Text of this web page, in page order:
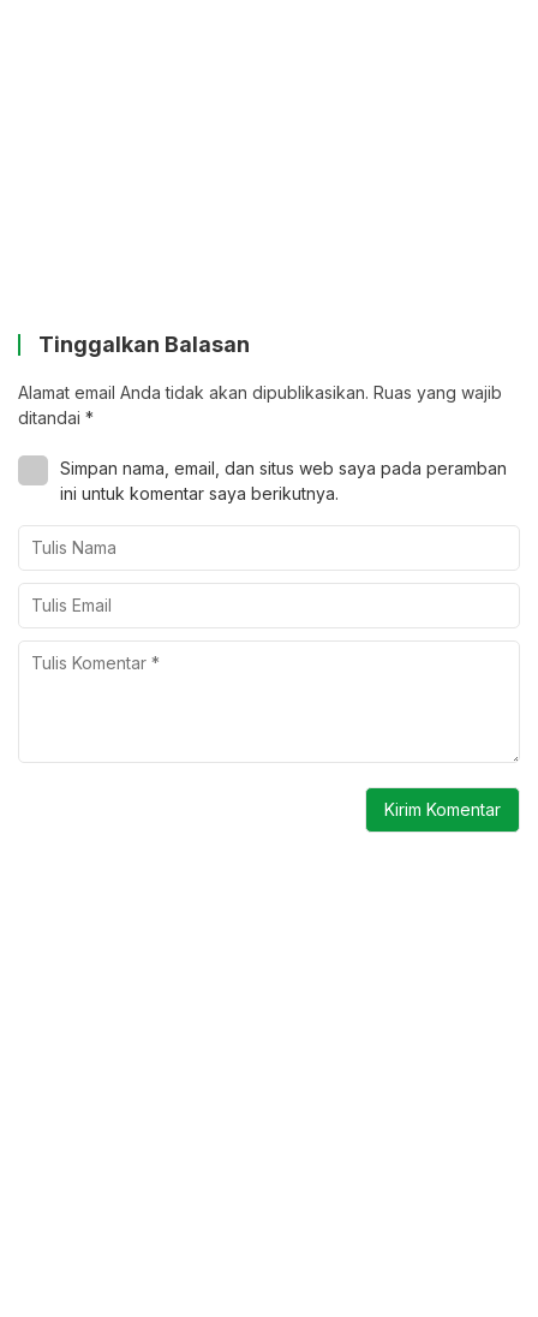
Tinggalkan Balasan
Alamat email Anda tidak akan dipublikasikan. Ruas yang wajib
ditandai *
Simpan nama, email, dan situs web saya pada peramban
ini untuk komentar saya berikutnya.